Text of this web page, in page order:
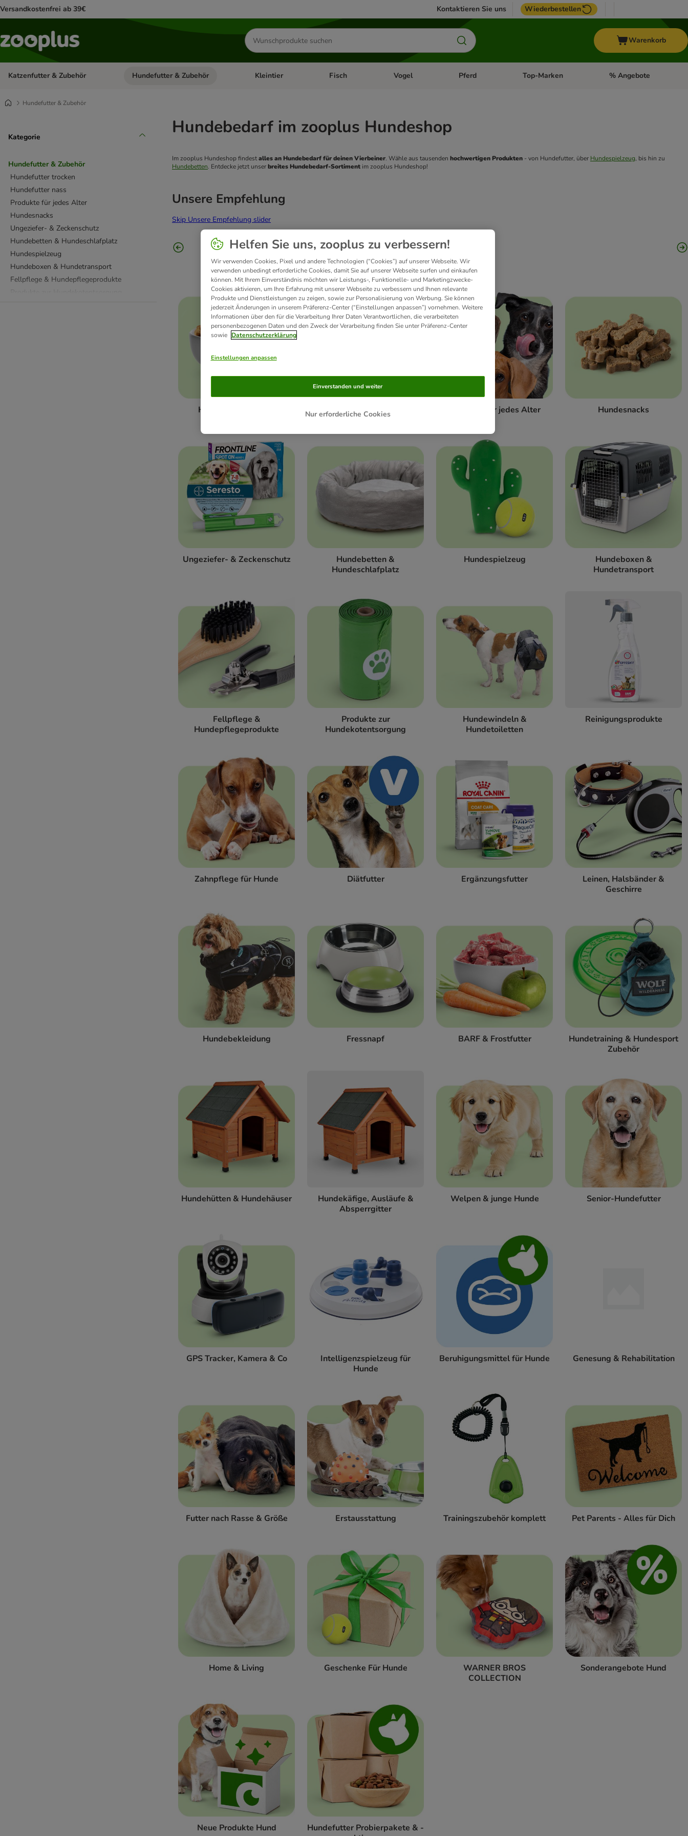
Versandkostenfrei ab 39€ Kontaktieren Sie uns Wiederbestellen
Produkte
suchen
Warenkorb
Katzenfutter & Zubehör Kategorie-Menü öffnen: Katzenfutter & Zubehör
Hundefutter & Zubehör Kategorie-Menü öffnen: Hundefutter & Zubehör
Kleintier Kategorie-Menü öffnen: Kleintier
Fisch Kategorie-Menü öffnen: Fisch
Vogel Kategorie-Menü öffnen: Vogel
Pferd Kategorie-Menü öffnen: Pferd
Top-Marken Kategorie-Menü öffnen:
% Angebote
Hundefutter & Zubehör
Kategorie
Hundefutter & Zubehör
Hundefutter trocken
Hundefutter nass
Produkte für jedes Alter
Hundesnacks
Ungeziefer- & Zeckenschutz
Hundebetten & Hundeschlafplatz
Hundespielzeug
Hundeboxen & Hundetransport
Fellpflege & Hundepflegeprodukte
Hundebedarf im zooplus Hundeshop
Im zooplus Hundeshop findest alles an Hundebedarf für deinen Vierbeiner. Wähle aus tausenden hochwertigen Produkten - von Hundefutter, über Hundespielzeug
Hundebetten. Entdecke jetzt unser breites Hundebedarf-Sortiment im zooplus Hundeshop!
Unsere Empfehlung
Skip Unsere Empfehlung slider
Hundefutter trocken Hundefutter nass Produkte für jedes Alter Hundesnacks
Ungeziefer- & Zeckenschutz
Hundebetten &
Hundeschlafplatz
Hundespielzeug
Hundeboxen &
Hundetransport
Fellpflege &
Hundepflegeprodukte
Produkte zur
Hundekotentsorgung
Hundewindeln &
Hundetoiletten
Reinigungsprodukte
Zahnpflege für Hunde Diätfutter Ergänzungsfutter
Leinen, Halsbänder &
Geschirre
Hundebekleidung Fressnapf BARF & Frostfutter
Hundetraining & Hundesport
Zubehör
Hundehütten & Hundehäuser
Hundekäfige, Ausläufe &
Absperrgitter
Welpen & junge Hunde Senior-Hundefutter
GPS Tracker, Kamera & Co
Intelligenzspielzeug für
Hunde
Beruhigungsmittel für Hunde Genesung & Rehabilitation
Futter nach Rasse & Größe Erstausstattung Trainingszubehör komplett Pet Parents - Alles für Dich
Home & Living Geschenke Für Hunde
WARNER BROS
COLLECTION
Sonderangebote Hund
Neue Produkte Hund
Hundefutter Probierpakete & -
Helfen Sie uns, zooplus zu verbessern!
Wir verwenden Cookies, Pixel und andere Technologien (“Cookies”) auf unserer Webseite. Wir
verwenden unbedingt erforderliche Cookies, damit Sie auf unserer Webseite surfen und einkaufen
können. Mit Ihrem Einverständnis möchten wir Leistungs-, Funktionelle- und Marketingzwecke-
Cookies aktivieren, um Ihre Erfahrung mit unserer Webseite zu verbessern und Ihnen relevante
Produkte und Dienstleistungen zu zeigen, sowie zur Personalisierung von Werbung. Sie können
jederzeit Änderungen in unserem Präferenz-Center (“Einstellungen anpassen”) vornehmen. Weitere
Informationen über den für die Verarbeitung Ihrer Daten Verantwortlichen, die verarbeiteten
personenbezogenen Daten und den Zweck der Verarbeitung finden Sie unter Präferenz-Center
sowie Datenschutzerklärung
Einstellungen anpassen
Nur erforderliche Cookies
Einverstanden und weiter